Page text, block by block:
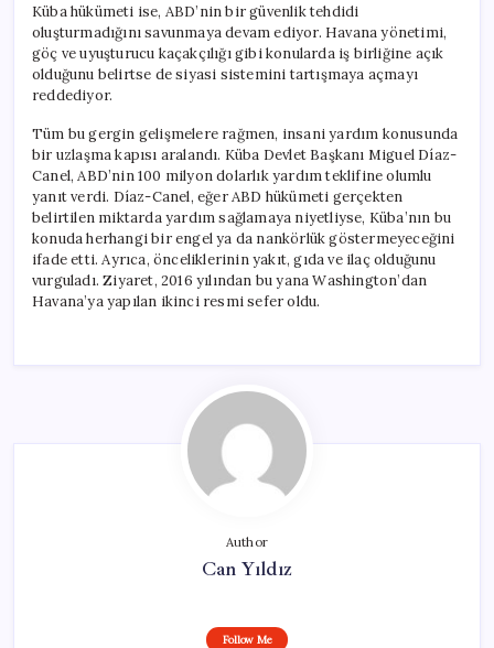
Küba hükümeti ise, ABD’nin bir güvenlik tehdidi
oluşturmadığını savunmaya devam ediyor. Havana yönetimi,
göç ve uyuşturucu kaçakçılığı gibi konularda iş birliğine açık
olduğunu belirtse de siyasi sistemini tartışmaya açmayı
reddediyor.
Tüm bu gergin gelişmelere rağmen, insani yardım konusunda
bir uzlaşma kapısı aralandı. Küba Devlet Başkanı Miguel Díaz-
Canel, ABD’nin 100 milyon dolarlık yardım teklifine olumlu
yanıt verdi. Díaz-Canel, eğer ABD hükümeti gerçekten
belirtilen miktarda yardım sağlamaya niyetliyse, Küba’nın bu
konuda herhangi bir engel ya da nankörlük göstermeyeceğini
ifade etti. Ayrıca, önceliklerinin yakıt, gıda ve ilaç olduğunu
vurguladı. Ziyaret, 2016 yılından bu yana Washington’dan
Havana’ya yapılan ikinci resmi sefer oldu.
Author
Can Yıldız
Follow Me